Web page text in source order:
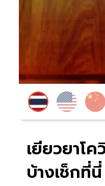
เยียวยาโ
บ้างเช็กที่นี่